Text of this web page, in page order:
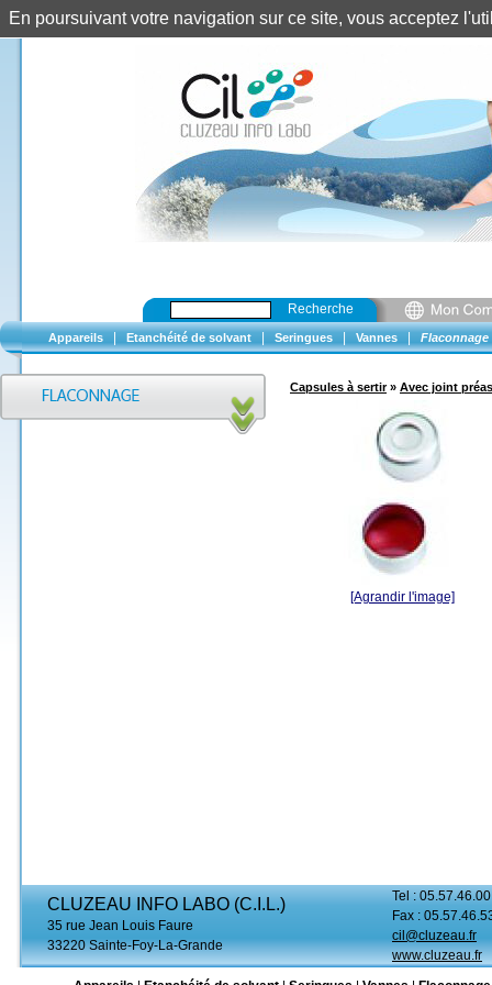
Recherche
Appareils Etanchéité de solvant Seringues Vannes Flaconnage
Capsules à sertir» Avec joint
[Agrandir l'image]
CLUZEAU INFO LABO (C.I.L.)
35 rue Jean Louis Faure
33220 Sainte-Foy-La-Grande
Tel :
Fax :
cil@cluzeau.fr
www.cluzeau.fr
En poursuivant votre navigation sur ce site, vous acceptez